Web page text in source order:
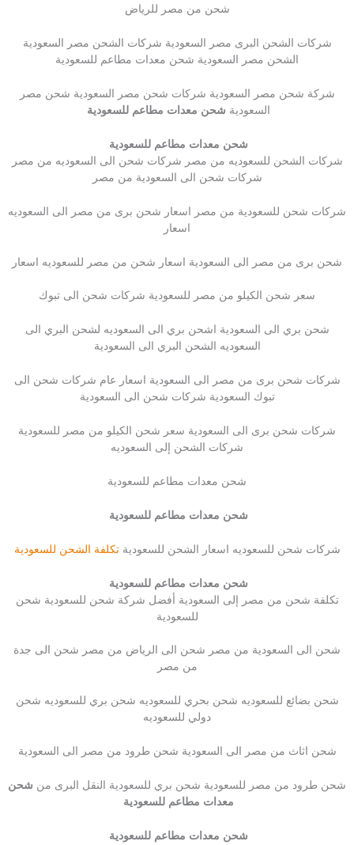
شحن من مصر للرياض
شركات الشحن البرى مصر السعودية شركات الشحن مصر السعودية
الشحن مصر السعودية شحن معدات مطاعم للسعودية
شركة شحن مصر السعودية شركات شحن مصر السعودية شحن مصر
السعودية شحن معدات مطاعم للسعودية
شحن معدات مطاعم للسعودية
شركات الشحن للسعوديه من مصر شركات شحن الى السعوديه من مصر
شركات شحن الى السعودية من مصر
شركات شحن للسعودية من مصر اسعار شحن برى من مصر الى السعوديه
اسعار
شحن برى من مصر الى السعودية اسعار شحن من مصر للسعوديه اسعار
سعر شحن الكيلو من مصر للسعودية شركات شحن الى تبوك
شحن بري الى السعودية اشحن بري الى السعوديه لشحن البري الى
السعوديه الشحن البري الى السعودية
شركات شحن برى من مصر الى السعودية اسعار عام شركات شحن الى
تبوك السعودية شركات شحن الى السعودية
شركات شحن برى الى السعودية سعر شحن الكيلو من مصر للسعودية
شركات الشحن إلى السعوديه
شحن معدات مطاعم للسعودية
شحن معدات مطاعم للسعودية
شركات شحن للسعوديه اسعار الشحن للسعوديةتكلفة الشحن للسعودية
شحن معدات مطاعم للسعودية
تكلفة شحن من مصر إلى السعودية أفضل شركة شحن للسعودية شحن
للسعودية
شحن الى السعودية من مصر شحن الى الرياض من مصر شحن الى جدة
من مصر
شحن بضائع للسعوديه شحن بحري للسعوديه شحن بري للسعوديه شحن
دولي للسعوديه
شحن اثاث من مصر الى السعودية شحن طرود من مصر الى السعودية
شحن طرود من مصر للسعودية شحن بري للسعودية النقل البرى من شحن
معدات مطاعم للسعودية
شحن معدات مطاعم للسعودية